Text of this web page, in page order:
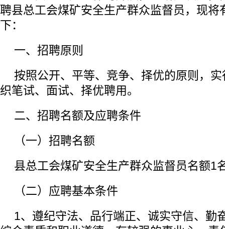
聘县总工会煤矿安全生产群众监督员，现将
下：
一、招聘原则
按照公开、平等、竞争、择优的原则，
织笔试、面试、择优聘用。
二、招聘名额及应聘条件
（一）招聘名额
县总工会煤矿安全生产群众监督员名额1
（二）应聘基本条件
1、遵纪守法、品行端正、诚实守信、勤